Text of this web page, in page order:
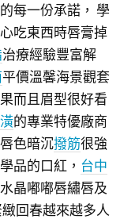
每一份承諾， 學
吃東西時唇膏掉
治療經驗豐富解
平價溫馨海景觀套
而且眉型很好看
的專業特優廠商
色暗沉撥筋很強
品的口紅， 台中
水晶嘟嘟唇繡唇及
回春越來越多人